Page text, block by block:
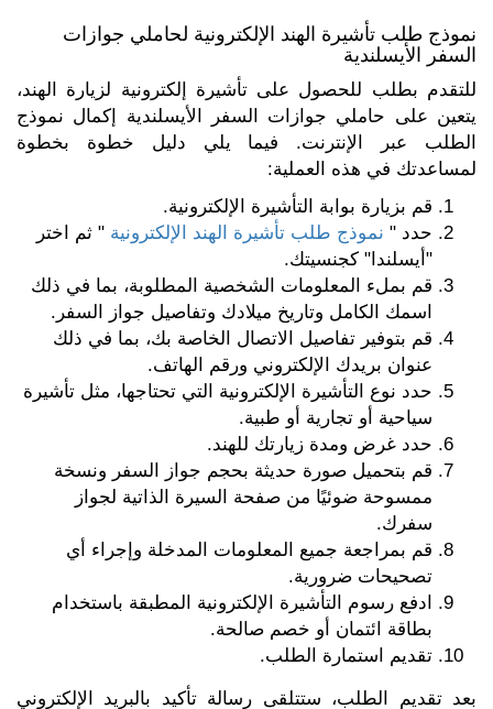
نموذج طلب تأشيرة الهند الإلكترونية لحاملي جوازات
السفر الأيسلندية
للتقدم بطلب للحصول على تأشيرة إلكترونية لزيارة الهند،
يتعين على حاملي جوازات السفر الأيسلندية إكمال نموذج
الطلب عبر الإنترنت. فيما يلي دليل خطوة بخطوة
لمساعدتك في هذه العملية:
قم بزيارة بوابة التأشيرة الإلكترونية.
حدد " نموذج طلب تأشيرة الهند الإلكترونية " ثم اختر
"أيسلندا" كجنسيتك.
قم بملء المعلومات الشخصية المطلوبة، بما في ذلك
اسمك الكامل وتاريخ ميلادك وتفاصيل جواز السفر.
قم بتوفير تفاصيل الاتصال الخاصة بك، بما في ذلك
عنوان بريدك الإلكتروني ورقم الهاتف.
حدد نوع التأشيرة الإلكترونية التي تحتاجها، مثل تأشيرة
سياحية أو تجارية أو طبية.
حدد غرض ومدة زيارتك للهند.
قم بتحميل صورة حديثة بحجم جواز السفر ونسخة
ممسوحة ضوئيًا من صفحة السيرة الذاتية لجواز
سفرك.
قم بمراجعة جميع المعلومات المدخلة وإجراء أي
تصحيحات ضرورية.
ادفع رسوم التأشيرة الإلكترونية المطبقة باستخدام
بطاقة ائتمان أو خصم صالحة.
تقديم استمارة الطلب.
بعد تقديم الطلب، ستتلقى رسالة تأكيد بالبريد الإلكتروني